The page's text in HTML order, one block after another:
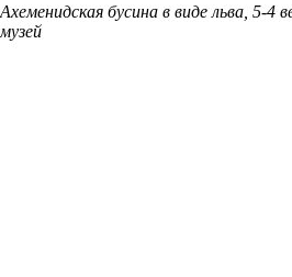
Ахеменидская бусина в виде льва, 5-4
музей